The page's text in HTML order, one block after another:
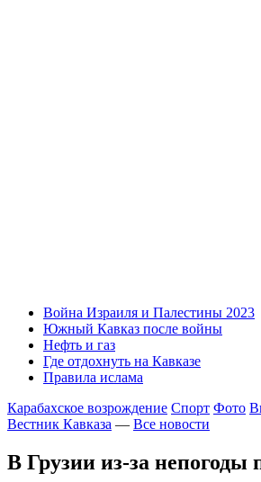
Война Израиля и Палестины 2023
Южный Кавказ после войны
Нефть и газ
Где отдохнуть на Кавказе
Правила ислама
Карабахское возрождение Спорт Фото
Вестник Кавказа — Все новости
В Грузии из-за непогоды